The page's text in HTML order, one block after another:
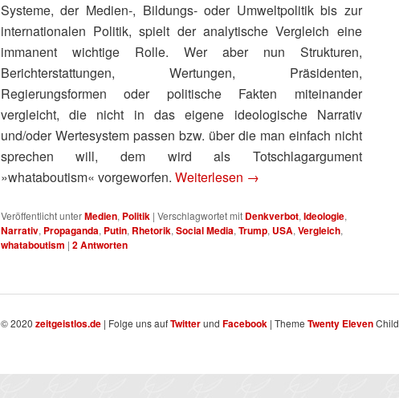
Systeme, der Medien‑, Bildungs- oder Umweltpolitik bis zur
internationalen Politik, spielt der analytische Vergleich eine
immanent wichtige Rolle. Wer aber nun Strukturen,
Berichterstattungen, Wertungen, Präsidenten,
Regierungsformen oder politische Fakten miteinander
vergleicht, die nicht in das eigene ideologische Narrativ
und/oder Wertesystem passen bzw. über die man einfach nicht
sprechen will, dem wird als Totschlagargument
»whataboutism« vorgeworfen. Weiterlesen →
Veröffentlicht unterMedien, Politik | Verschlagwortet mit Denkverbot, Ideologie,
Narrativ, Propaganda, Putin, Rhetorik, Social Media, Trump, USA, Vergleich,
whataboutism | 2Antworten
© 2020 zeitgeistlos.de| Folge uns aufTwitterund Facebook| Theme Twenty ElevenChild